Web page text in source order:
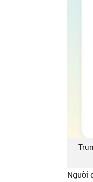
Người